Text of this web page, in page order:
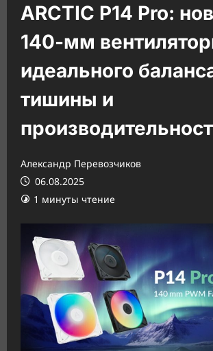
ARCTIC P14 Pro:
140-мм
идеального
тишины и
Александр Перевозчиков
06.08.2025
1 минуты чтение